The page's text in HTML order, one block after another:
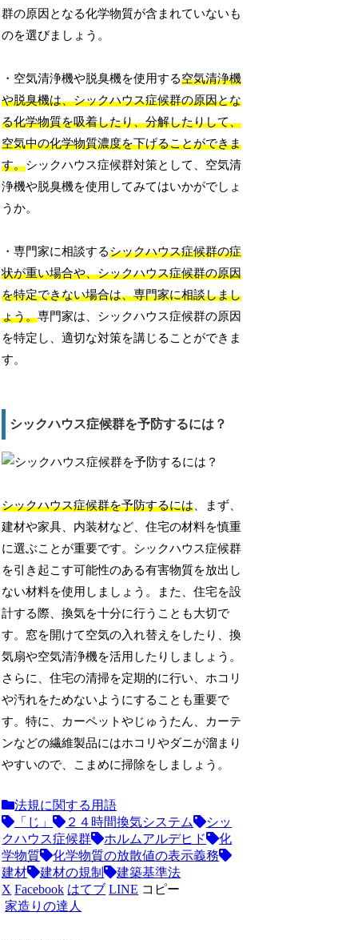
群の原因となる化学物質が含まれていないも
のを選びましょう。
・空気清浄機や脱臭機を使用する空気清浄機
や脱臭機は、シックハウス症候群の原因とな
る化学物質を吸着したり、分解したりして、
空気中の化学物質濃度を下げることができま
す。シックハウス症候群対策として、空気清
浄機や脱臭機を使用してみてはいかがでしょ
うか。
・専門家に相談するシックハウス症候群の症
状が重い場合や、シックハウス症候群の原因
を特定できない場合は、専門家に相談しまし
ょう。専門家は、シックハウス症候群の原因
を特定し、適切な対策を講じることができま
す。
シックハウス症候群を予防するには？
シックハウス症候群を予防するには、まず、
建材や家具、内装材など、住宅の材料を慎重
に選ぶことが重要です。シックハウス症候群
を引き起こす可能性のある有害物質を放出し
ない材料を使用しましょう。また、住宅を設
計する際、換気を十分に行うことも大切で
す。窓を開けて空気の入れ替えをしたり、換
気扇や空気清浄機を活用したりしましょう。
さらに、住宅の清掃を定期的に行い、ホコリ
や汚れをためないようにすることも重要で
す。特に、カーペットやじゅうたん、カーテ
ンなどの繊維製品にはホコリやダニが溜まり
やすいので、こまめに掃除をしましょう。
法規に関する用語
「じ」
２４時間換気システム
シッ
クハウス症候群
ホルムアルデヒド
化
学物質
化学物質の放散値の表示義務
建材
建材の規制
建築基準法
X Facebook はてブ LINE コピー
家造りの達人